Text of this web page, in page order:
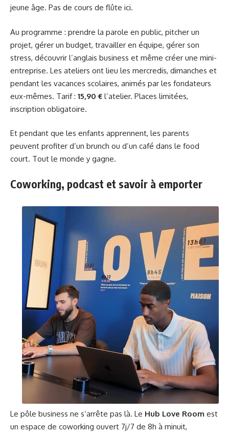
jeune âge. Pas de cours de flûte ici.
Au programme : prendre la parole en public, pitcher un
projet, gérer un budget, travailler en équipe, gérer son
stress, découvrir l’anglais business et même créer une mini-
entreprise. Les ateliers ont lieu les mercredis, dimanches et
pendant les vacances scolaires, animés par les fondateurs
eux-mêmes. Tarif : 15,90 € l’atelier. Places limitées,
inscription obligatoire.
Et pendant que les enfants apprennent, les parents
peuvent profiter d’un brunch ou d’un café dans le food
court. Tout le monde y gagne.
Coworking, podcast et savoir à emporter
Le pôle business ne s’arrête pas là. Le Hub Love Room est
un espace de coworking ouvert 7j/7 de 8h à minuit,